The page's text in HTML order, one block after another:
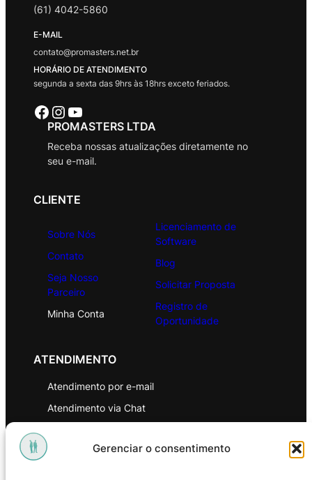
Gerenciar o consentimento
(61) 4042-5860
E-MAIL
contato@promasters.net.br
HORÁRIO DE ATENDIMENTO
segunda a sexta das 9hrs às 18hrs exceto feriados.
Facebook Instagram Youtube
PROMASTERS LTDA
Receba nossas atualizações diretamente no
seu e-mail.
CLIENTE
Sobre Nós
Contato
Seja Nosso
Parceiro
Minha Conta
Licenciamento de
Software
Blog
Solicitar Proposta
Registro de
Oportunidade
ATENDIMENTO
Atendimento por e-mail
Atendimento via Chat